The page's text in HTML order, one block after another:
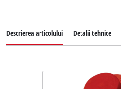
Descrierea articolului Detalii tehnice